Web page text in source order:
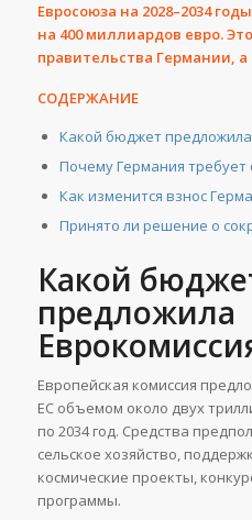
Евросоюза на 2028–2034
на 400 миллиардов евро.
правительства Германии,
СОДЕРЖАНИЕ
Какой бюджет
Почему Германия требует
Как изменится взнос
Принято ли решение о
Какой
предложила
Европейская комиссия
ЕС объемом около двух
по 2034 год. Средства
сельское хозяйство,
космические проекты,
программы.